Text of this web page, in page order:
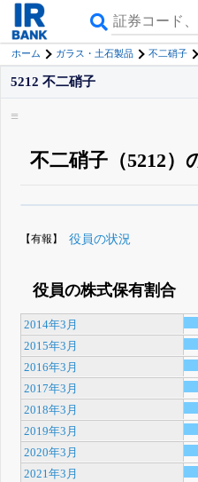
ホーム ガラス・土石製品 不二硝子
5212 不二硝子
不二硝子（5212）
く追える
無料でβ版
【有報】 役員の状況
役員の株式保有割合
2014年3月
2015年3月
2016年3月
2017年3月
2018年3月
2019年3月
2020年3月
2021年3月